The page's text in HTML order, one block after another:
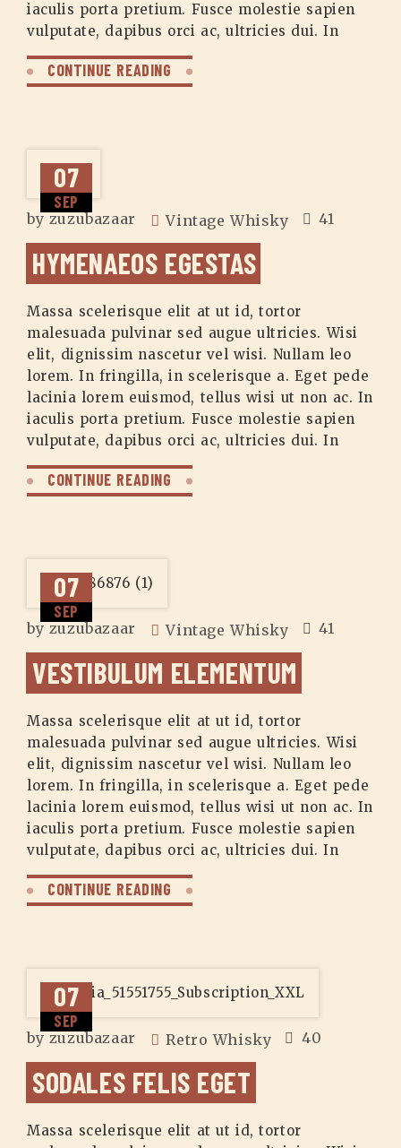
iaculis porta pretium. Fusce molestie sapien
vulputate, dapibus orci ac, ultricies dui. In
CONTINUE READING
07
SEP
by zuzubazaar Vintage Whisky 41
HYMENAEOS EGESTAS
Massa scelerisque elit at ut id, tortor
malesuada pulvinar sed augue ultricies. Wisi
elit, dignissim nascetur vel wisi. Nullam leo
lorem. In fringilla, in scelerisque a. Eget pede
lacinia lorem euismod, tellus wisi ut non ac. In
iaculis porta pretium. Fusce molestie sapien
vulputate, dapibus orci ac, ultricies dui. In
CONTINUE READING
07
SEP
by zuzubazaar Vintage Whisky 41
VESTIBULUM ELEMENTUM
Massa scelerisque elit at ut id, tortor
malesuada pulvinar sed augue ultricies. Wisi
elit, dignissim nascetur vel wisi. Nullam leo
lorem. In fringilla, in scelerisque a. Eget pede
lacinia lorem euismod, tellus wisi ut non ac. In
iaculis porta pretium. Fusce molestie sapien
vulputate, dapibus orci ac, ultricies dui. In
CONTINUE READING
07
SEP
by zuzubazaar Retro Whisky 40
SODALES FELIS EGET
Massa scelerisque elit at ut id, tortor